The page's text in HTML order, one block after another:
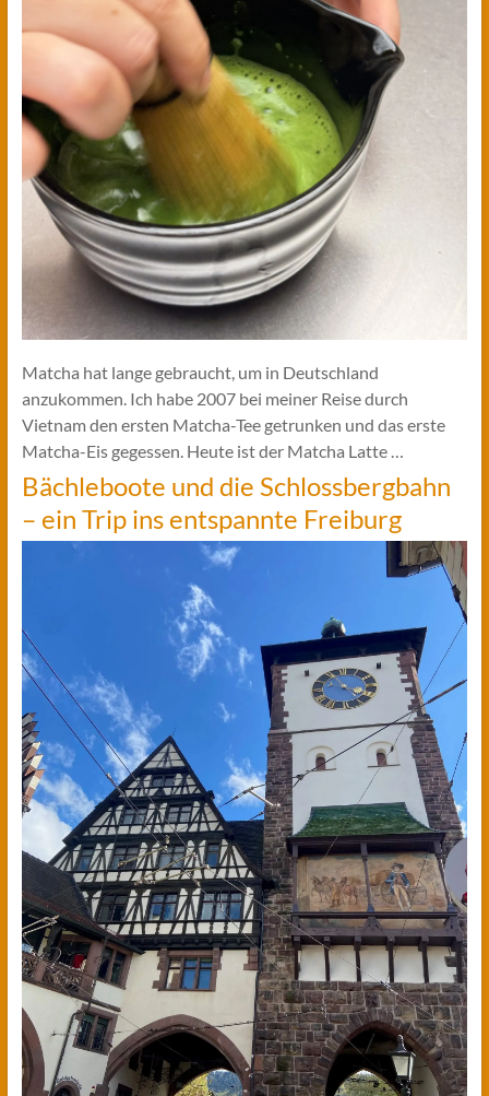
Matcha hat lange gebraucht, um in Deutschland
anzukommen. Ich habe 2007 bei meiner Reise durch
Vietnam den ersten Matcha-Tee getrunken und das erste
Matcha-Eis gegessen. Heute ist der Matcha Latte …
Bächleboote und die Schlossbergbahn
– ein Trip ins entspannte Freiburg